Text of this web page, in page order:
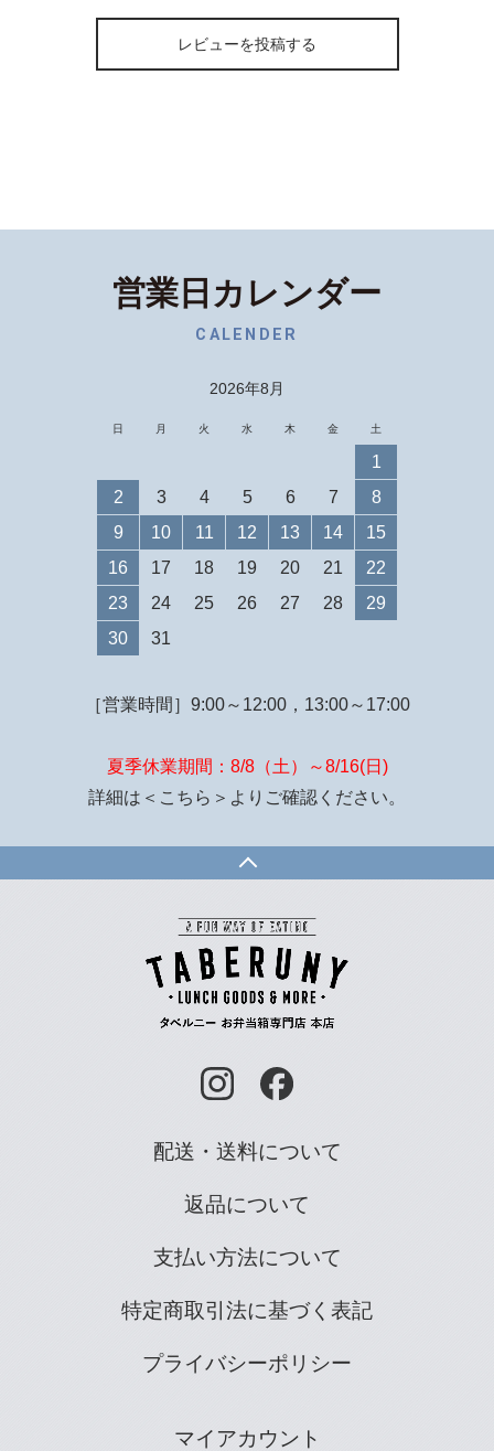
レビューを投稿する
営業日カレンダー
CALENDER
2026年8月
日 月 火 水 木 金 土
1
2
3 4 5 6 7
8
9
10 11 12 13 14
15
16
17 18 19 20 21
22
23
24 25 26 27 28
29
30
31
［営業時間］9:00～12:00，13:00～17:00
夏季休業期間：8/8（土）～8/16(日)
詳細は ＜こちら＞ よりご確認ください。
配送・送料について
返品について
支払い方法について
特定商取引法に基づく表記
プライバシーポリシー
マイアカウント